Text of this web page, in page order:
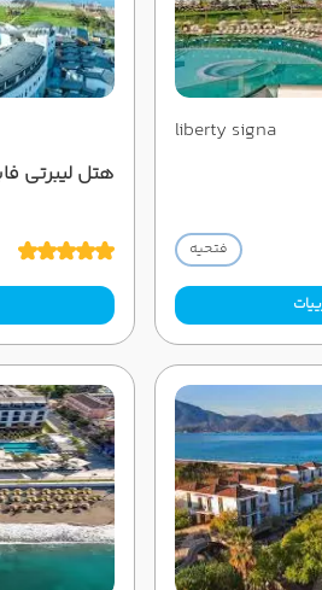
liberty signa
فتحیه
هتل لیبرتی